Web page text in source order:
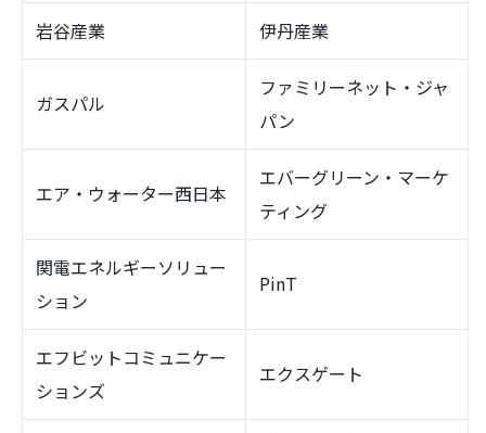
岩谷産業 伊丹産業
ガスパル
ファミリーネット・ジャ
パン
エア・ウォーター西日本
エバーグリーン・マーケ
ティング
関電エネルギーソリュー
ション
PinT
エフビットコミュニケー
ションズ
エクスゲート